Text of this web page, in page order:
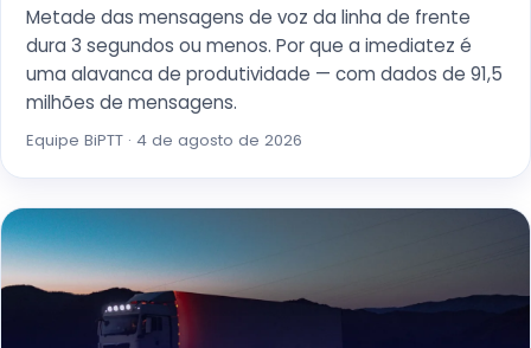
Metade das mensagens de voz da linha de frente
dura 3 segundos ou menos. Por que a imediatez é
uma alavanca de produtividade — com dados de 91,5
milhões de mensagens.
Equipe BiPTT · 4 de agosto de 2026